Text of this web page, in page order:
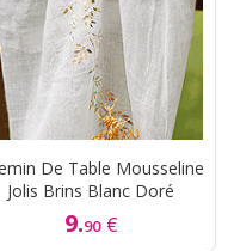
De Table Mousseline
Jolis Brins Blanc Doré
9.90 €